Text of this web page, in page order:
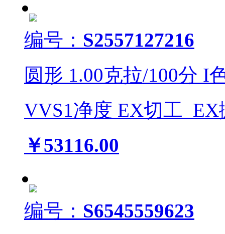
编号： S2557127216
圆形 1.00克拉/100分 I
VVS1净度 EX切工 EX
￥53116.00
编号： S6545559623